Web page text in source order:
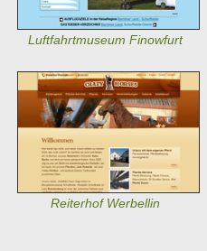
Luftfahrtmuseum Finowfurt
Reiterhof Werbellin